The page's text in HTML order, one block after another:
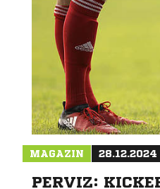
MAGAZIN 28.12.2024
PERVIZ: